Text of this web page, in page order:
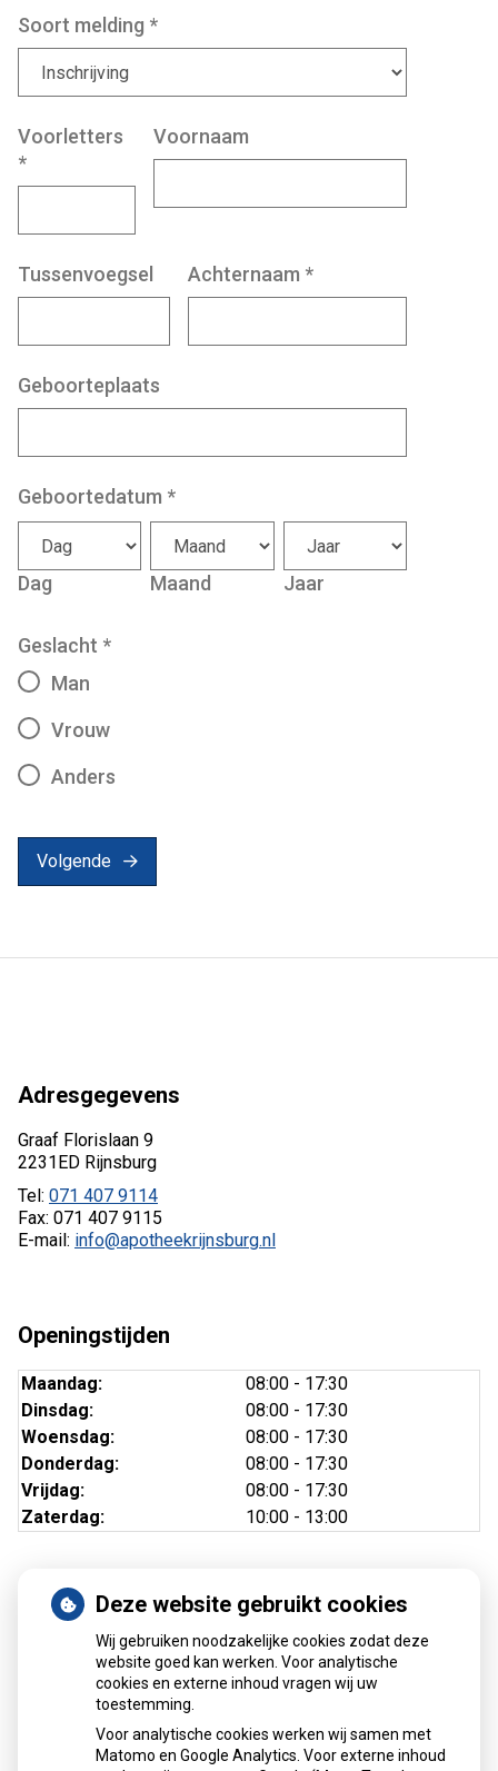
Soort melding *
Voorletters
*
Voornaam
Tussenvoegsel Achternaam *
Geboorteplaats
Geboortedatum *
Dag Maand Jaar
Geslacht *
Man
Vrouw
Anders
Volgende
Adresgegevens
Graaf Florislaan 9
2231ED Rijnsburg
Tel: 071 407 9114
Fax: 071 407 9115
E-mail: info@apotheekrijnsburg.nl
Openingstijden
Maandag:
08:00 - 17:30
Dinsdag:
08:00 - 17:30
Woensdag:
08:00 - 17:30
Donderdag:
08:00 - 17:30
Vrijdag:
08:00 - 17:30
Zaterdag:
10:00 - 13:00
Nieuws
Sinds huisartsen afslankmedicijnen mogen voorschrijven,
neemt gebruik toe
Schurft sinds corona geen vergeten ziekte meer: aantal
uitbraken fors gestegen
Deze website gebruikt cookies
Wij gebruiken noodzakelijke cookies zodat deze
website goed kan werken. Voor analytische
cookies en externe inhoud vragen wij uw
toestemming.
Voor analytische cookies werken wij samen met
Matomo en Google Analytics. Voor externe inhoud